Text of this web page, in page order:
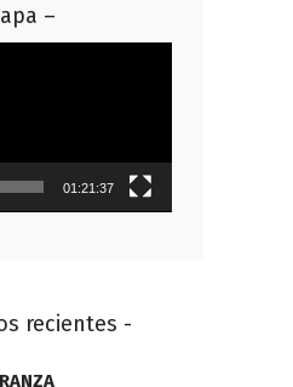
–
01:21:37
recientes -